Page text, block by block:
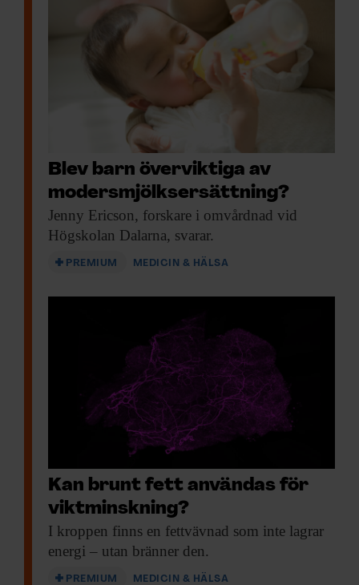
Blev barn överviktiga av
moders­mjölks­ersättning?
Jenny Ericson, forskare i omvårdnad vid
Högskolan Dalarna, svarar.
PREMIUM MEDICIN & HÄLSA
Kan brunt fett användas för
viktminskning?
I kroppen finns en fettvävnad som inte lagrar
energi – utan bränner den.
PREMIUM MEDICIN & HÄLSA